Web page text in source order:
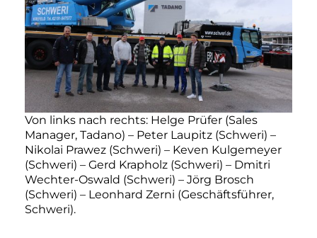
Von links nach rechts: Helge Prüfer (Sales
Manager, Tadano) – Peter Laupitz (Schweri) –
Nikolai Prawez (Schweri) – Keven Kulgemeyer
(Schweri) – Gerd Krapholz (Schweri) – Dmitri
Wechter-Oswald (Schweri) – Jörg Brosch
(Schweri) – Leonhard Zerni (Geschäftsführer,
Schweri).